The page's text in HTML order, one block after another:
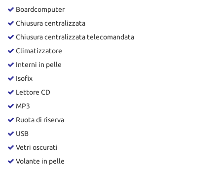
Boardcomputer
Chiusura centralizzata
Chiusura centralizzata telecomandata
Climatizzatore
Interni in pelle
Isofix
Lettore CD
MP3
Ruota di riserva
USB
Vetri oscurati
Volante in pelle